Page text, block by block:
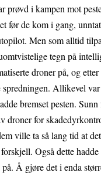
prøvd i kampen mot
før de kom i gang,
Men som alltid
tegn på
droner på, og
spredningen. Allikevel
bremset pesten.
droner for
ville ta så lang tid at
Også dette
Å gjøre det i enda